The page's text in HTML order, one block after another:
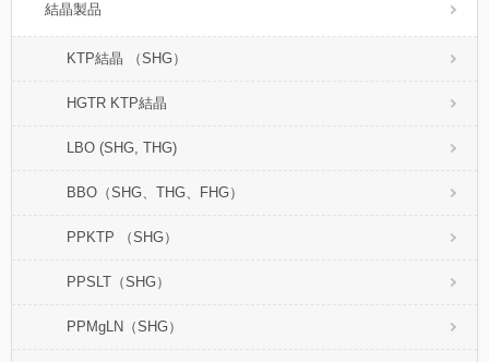
結晶製品
KTP結晶 （SHG）
HGTR KTP結晶
LBO (SHG, THG)
BBO（SHG、THG、FHG）
PPKTP （SHG）
PPSLT（SHG）
PPMgLN（SHG）